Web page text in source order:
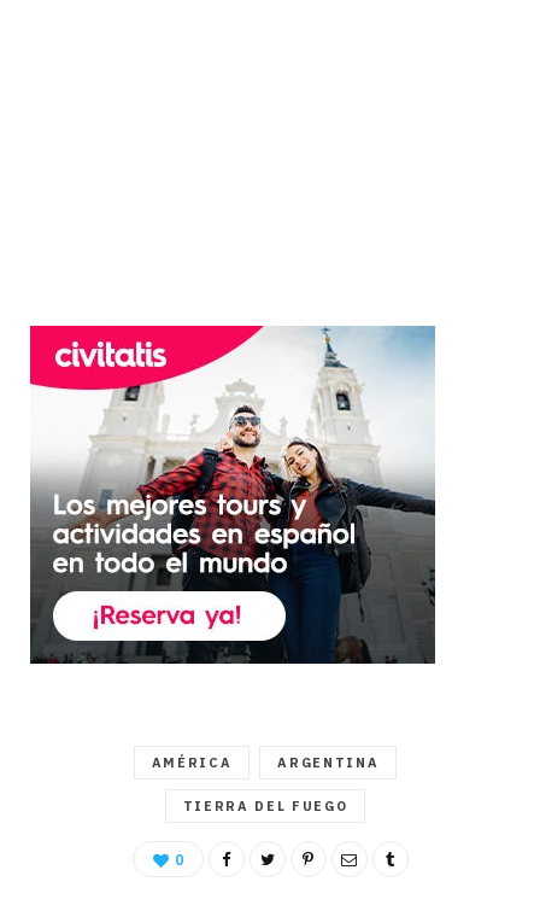
AMÉRICA ARGENTINA
TIERRA DEL FUEGO
0